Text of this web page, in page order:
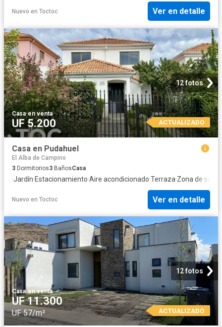
Nuevo en Toctoc Ver en detalle
12 fotos
Casa·en venta
UF 5.200 ACTUALIZADO
Casa en Pudahuel
El Alba de Campino
3 Dormitorios3 BañosCasa
·Jardín·Estacionamiento·Aire acondicionado·Terraza·Zona de
Nuevo en Toctoc Ver en detalle
12 fotos
Casa·en venta
UF 11.300
UF 57/m² ACTUALIZADO